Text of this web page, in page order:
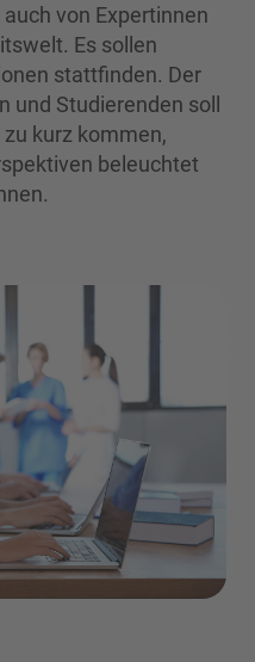
von Expertinnen
Es sollen
stattfinden. Der
und Studierenden soll
kurz kommen,
beleuchtet